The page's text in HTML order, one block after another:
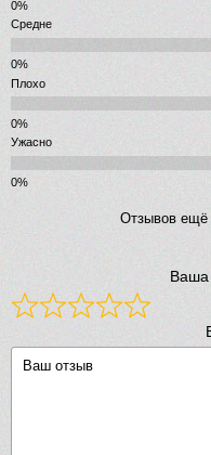
Средне
Плохо
Ужасно
Отзывов ещё
Ваша